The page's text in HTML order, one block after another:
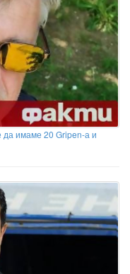
да имаме 20 Gripen-а и